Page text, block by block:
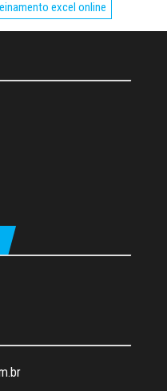
excel online